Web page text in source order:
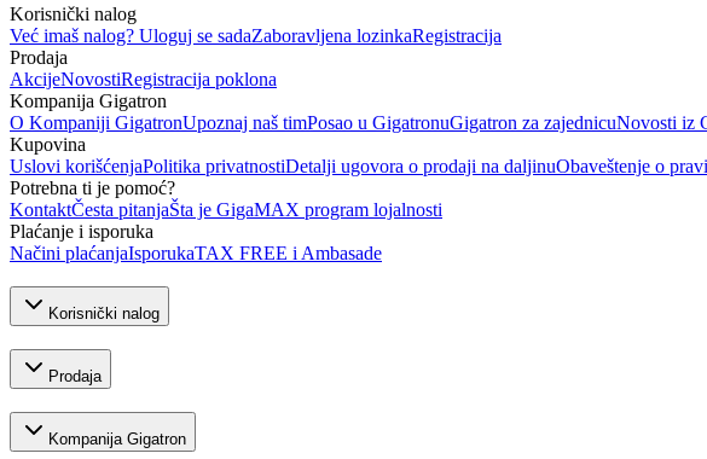
Korisnički nalog
Već imaš nalog? Uloguj se sadaZaboravljena lozinkaRegistracija
Prodaja
AkcijeNovostiRegistracija poklona
Kompanija Gigatron
O Kompaniji GigatronUpoznaj naš timPosao u GigatronuGigatron za zajednicuNovosti iz
Kupovina
Uslovi korišćenjaPolitika privatnostiDetalji ugovora o prodaji na daljinuObaveštenje o
Potrebna ti je pomoć?
KontaktČesta pitanjaŠta je GigaMAX program lojalnosti
Plaćanje i isporuka
Načini plaćanjaIsporukaTAX FREE i Ambasade
Korisnički nalog
Prodaja
Kompanija Gigatron